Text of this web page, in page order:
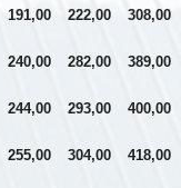
191,00 222,00 308,00
240,00 282,00 389,00
244,00 293,00 400,00
255,00 304,00 418,00